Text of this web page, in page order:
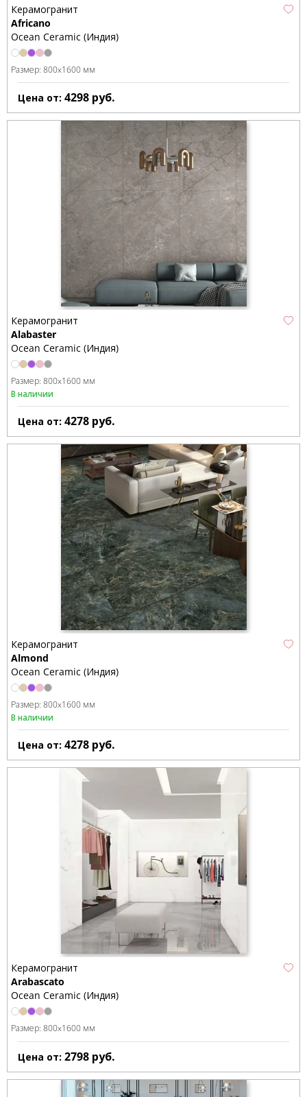
Керамогранит
Africano
Ocean Ceramic (Индия)
Размер: 800x1600 мм
Цена от: 4298 руб.
Керамогранит
Alabaster
Ocean Ceramic (Индия)
Размер: 800x1600 мм
В наличии
Цена от: 4278 руб.
Керамогранит
Almond
Ocean Ceramic (Индия)
Размер: 800x1600 мм
В наличии
Цена от: 4278 руб.
Керамогранит
Arabascato
Ocean Ceramic (Индия)
Размер: 800x1600 мм
Цена от: 2798 руб.